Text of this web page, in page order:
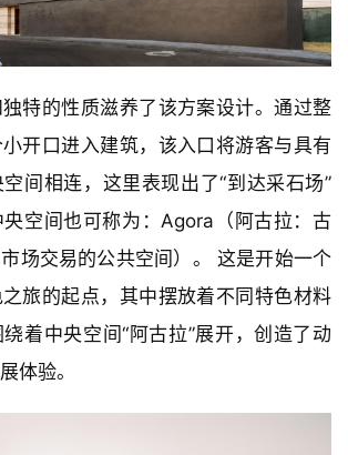
特的性质滋养了该方案设计。通过整
开口进入建筑，该入口将游客与具有
间相连，这里表现出了“到达采石场”
空间也可称为：Agora（阿古拉：古
场交易的公共空间）。 这是开始一个
旅的起点，其中摆放着不同特色材料
着中央空间“阿古拉”展开，创造了动
体验。